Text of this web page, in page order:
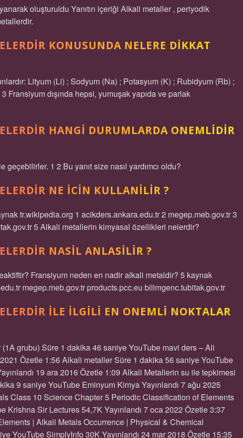
oluşturuldu Yanıtın içeriği Alkali metaller , periyodik
KONUSUNDA NELERE DIKKAT
Lityum (Li) ; Sodyum (Na) ; Potasyum (K) ; Rubidyum (Rb) ;
Fransiyum dışında hepsi, yumuşak yapıda ve parlak
HANGI DURUMLARDA ONEMLIDIR
1 2 Bu yanıt size nasıl yardımcı oldu?
NE ICIN KULLANILIR ?
tr.wikipedia.org 1 acikders.ankara.edu.tr 2 megep.meb.gov.tr 3
5 Alkali metallerin kimyasal özellikleri nelerdir?
NASIL ANLASILIR ?
Fransiyum neden en nadir alkali metaldir? 5 kaynak
megep.meb.gov.tr products.pcc.eu bilimgenc.tubitak.gov.tr
ILE ILGILI EN ONEMLI NOKTALAR
grubu) Süre 1 dakika 46 saniye YouTube mavi ders – Ali
Özetle 1:56 Alkali metaller Süre 1 dakika 56 saniye YouTube
19 ara 2016 Özetle 1:09 Alkali Metallerin su ile tepkimesi
9 saniye YouTube Eminyum Kimya Yayınlandı 7 ağu 2025
Class 10 Science Chapter 5 Periodic Classification of Elements
Krishna Sir Lectures 54,7K Yayınlandı 7 oca 2022 Özetle 3:37
| Alkali Metals Occurrence | Physical & Chemical
YouTube SimplyInfo 30K Yayınlandı 24 mar 2018 Özetle 15:35